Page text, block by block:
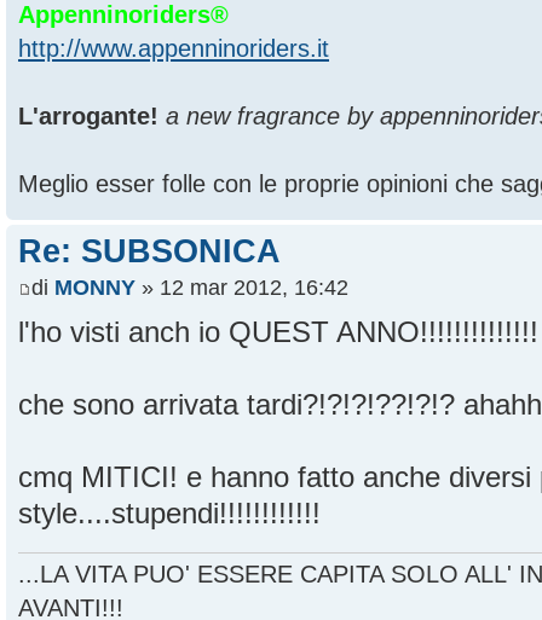
Appenninoriders®
http://www.appenninoriders.it
L'arrogante! a new fragrance by
Meglio esser folle con le proprie opinioni che
Re: SUBSONICA
di MONNY » 12 mar 2012, 16:42
l'ho visti anch io QUEST
che sono arrivata tardi?!?!?!??!?!?
cmq MITICI! e hanno fatto anche diversi
style....stupendi!!!!!!!!!!!!
...LA VITA PUO' ESSERE CAPITA SOLO ALL'
AVANTI!!!